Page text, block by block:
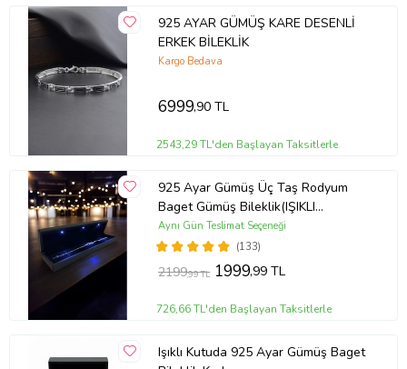
925 AYAR GÜMÜŞ KARE DESENLİ
ERKEK BİLEKLİK
Kargo Bedava
6999,90 TL
2543,29 TL'den Başlayan Taksitlerle
925 Ayar Gümüş Üç Taş Rodyum
Baget Gümüş Bileklik(IŞIKLI
KUTULU)
(133)
Aynı Gün Teslimat Seçeneği
2199,99 TL 1999,99 TL
726,66 TL'den Başlayan Taksitlerle
Işıklı Kutuda 925 Ayar Gümüş Baget